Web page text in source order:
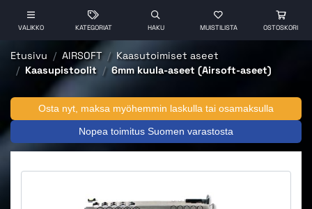
VALIKKO KATEGORIAT HAKU MUISTILISTA OSTOSKORI
Etusivu AIRSOFT
Kaasutoimiset aseet
Kaasupistoolit
6mm kuula-aseet (Airsoft-aseet)
Osta nyt, maksa myöhemmin laskulla tai osamaksulla
Nopea toimitus Suomen varastosta